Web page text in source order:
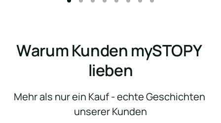
Warum Kunden mySTOPY
lieben
Mehr als nur ein Kauf - echte Geschichten
unserer Kunden